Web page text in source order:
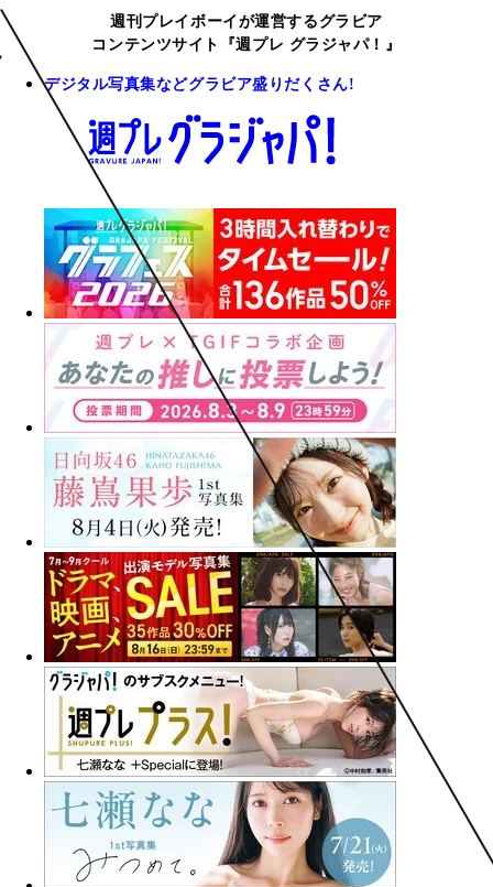
週刊プレイボーイが運営するグラビア
コンテンツサイト『週プレ グラジャパ！』
デジタル写真集などグラビア盛りだくさん!